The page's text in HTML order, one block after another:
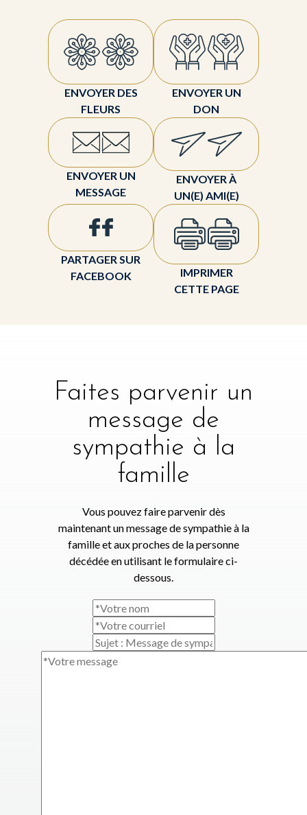
ENVOYER DES
FLEURS
ENVOYER UN
DON
ENVOYER UN
MESSAGE
ENVOYER À
UN(E) AMI(E)
PARTAGER SUR
FACEBOOK
IMPRIMER
CETTE PAGE
Faites parvenir un
message de
sympathie à la
famille
Vous pouvez faire parvenir dès
maintenant un message de sympathie à la
famille et aux proches de la personne
décédée en utilisant le formulaire ci-
dessous.